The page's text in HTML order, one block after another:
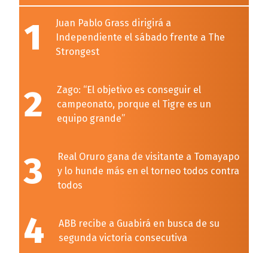
1
Juan Pablo Grass dirigirá a
Independiente el sábado frente a The
Strongest
2
Zago: “El objetivo es conseguir el
campeonato, porque el Tigre es un
equipo grande”
3
Real Oruro gana de visitante a Tomayapo
y lo hunde más en el torneo todos contra
todos
4
ABB recibe a Guabirá en busca de su
segunda victoria consecutiva